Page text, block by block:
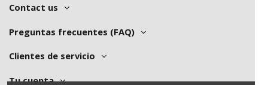
Contact us
Preguntas frecuentes (FAQ)
Clientes de servicio
Tu cuenta